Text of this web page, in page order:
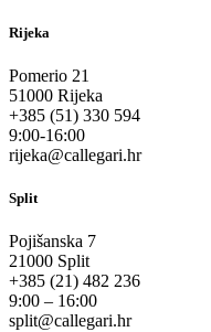
Rijeka
Pomerio 21
51000 Rijeka
+385 (51) 330 594
9:00-16:00
rijeka@callegari.hr
Split
Pojišanska 7
21000 Split
+385 (21) 482 236
9:00 – 16:00
split@callegari.hr